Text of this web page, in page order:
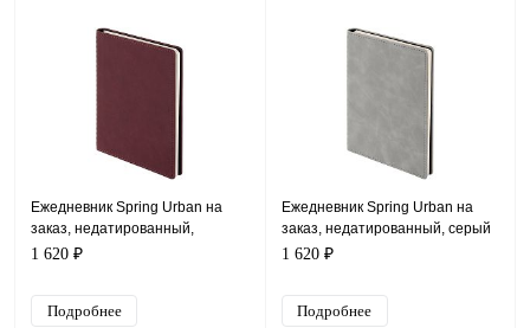
Ежедневник Spring Urban на
заказ, недатированный,
бордовый
1 620 ₽
Подробнее
Ежедневник Spring Urban на
заказ, недатированный, серый
1 620 ₽
Подробнее